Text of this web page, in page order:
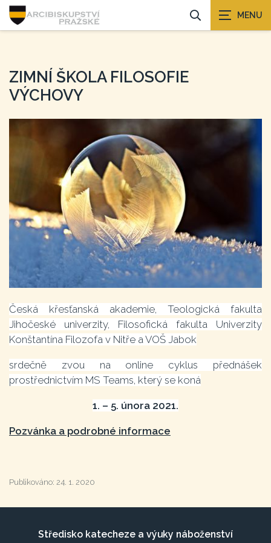
ZIMNÍ ŠKOLA FILOSOFIE
VÝCHOVY
Česká křesťanská akademie, Teologická fakulta
Jihočeské univerzity, Filosofická fakulta Univerzity
Konštantína Filozofa v Nitře a VOŠ Jabok
srdečně zvou na online cyklus přednášek
prostřednictvím MS Teams, který se koná
1. – 5. února 2021.
Pozvánka a podrobné informace
Publikováno: 24. 1. 2020
Středisko katecheze a výuky náboženství